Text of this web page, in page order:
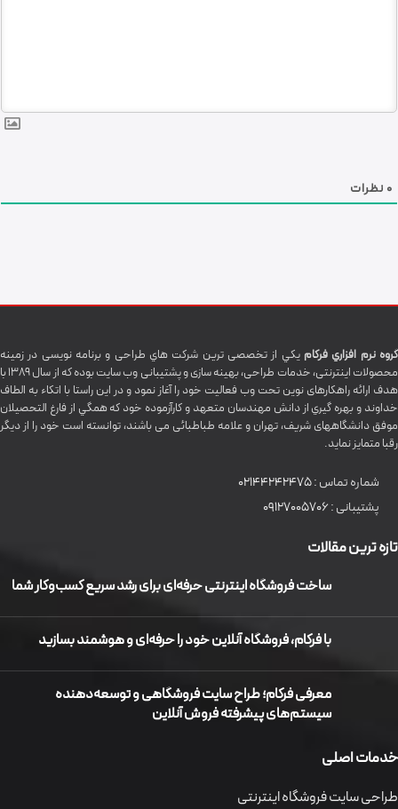
0 نظرات
گروه نرم افزاري فرکام يکي از تخصصی ترين شرکت هاي طراحی و برنامه نویسی در زمینه
محصولات اینترنتی، خدمات طراحی، بهینه سازی و پشتیبانی وب سایت بوده که از سال 1389 با
هدف ارائه راهکارهای نوین تحت وب فعالیت خود را آغاز نمود و در این راستا با اتکاء به الطاف
خداوند و بهره گيري از دانش مهندسان متعهد و کارآزموده خود که همگي از فارغ التحصیلان
موفق دانشگاههای شريف، تهران و علامه طباطبائی می باشند، توانسته است خود را از دیگر
رقبا متمایز نماید.
شماره تماس :02144242475
پشتیبانی :09127005706
تازه ترین مقالات
ساخت فروشگاه اینترنتی حرفه‌ای برای رشد سریع کسب‌وکار شما
با فرکام، فروشگاه آنلاین خود را حرفه‌ای و هوشمند بسازید
معرفی فرکام؛ طراح سایت فروشگاهی و توسعه‌دهنده
سیستم‌های پیشرفته فروش آنلاین
خدمات اصلی
طراحی سایت فروشگاه اینترنتی